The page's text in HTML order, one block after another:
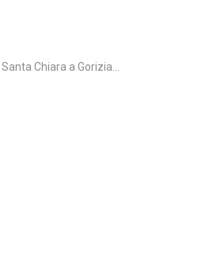
Chiara a Gorizia...